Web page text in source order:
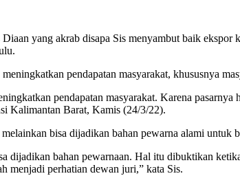
yang akrab disapa Sis menyambut baik
pendapatan masyarakat, khususnya
pendapatan masyarakat. Karena
Kalimantan Barat, Kamis (24/3/22).
bisa dijadikan bahan pewarna alami untuk
dijadikan bahan pewarnaan. Hal itu dibuktikan
menjadi perhatian dewan juri,” kata Sis.